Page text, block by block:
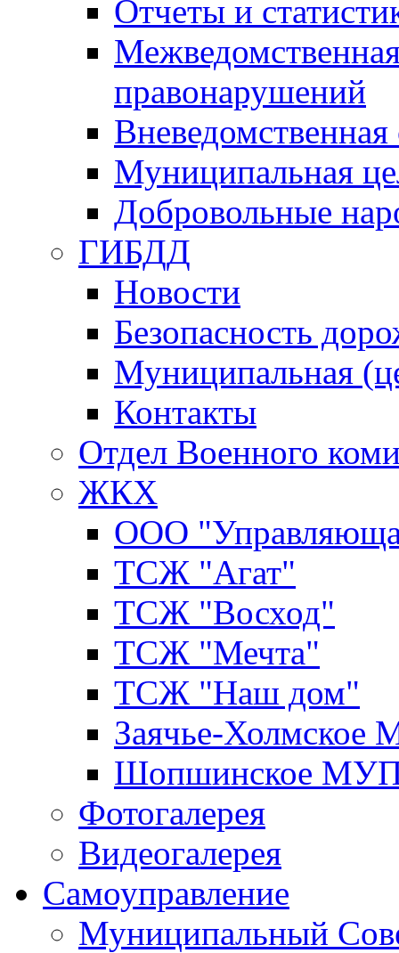
Отчеты и
правонарушений
Вневедомственная
Муниципальная
Добровольные
ГИБДД
Новости
Безопасность
Муниципальная
Контакты
Отдел Военного
ЖКХ
ООО
ТСЖ "Агат"
ТСЖ "Восход"
ТСЖ "Мечта"
ТСЖ "Наш дом"
Заячье-
Шопшинское
Фотогалерея
Видеогалерея
Самоуправление
Муниципальный